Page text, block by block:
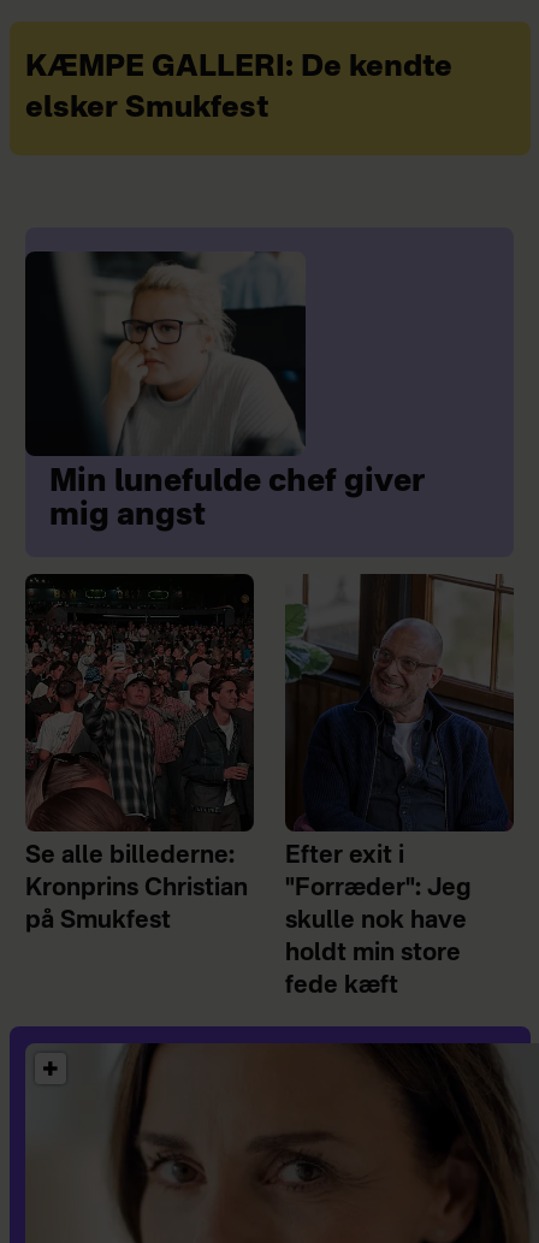
KÆMPE GALLERI: De kendte
elsker Smukfest
Min lunefulde chef giver
mig angst
Se alle billederne:
Kronprins Christian
på Smukfest
Efter exit i
"Forræder": Jeg
skulle nok have
holdt min store
fede kæft